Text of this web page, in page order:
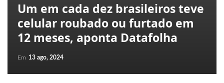
Um em cada dez brasileiros teve
celular roubado ou furtado em
12 meses, aponta Datafolha
Em 13 ago, 2024